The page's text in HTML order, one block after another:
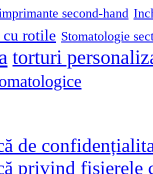
second-hand
cu rotile Stomatologie
torturi
de
privind fișierele